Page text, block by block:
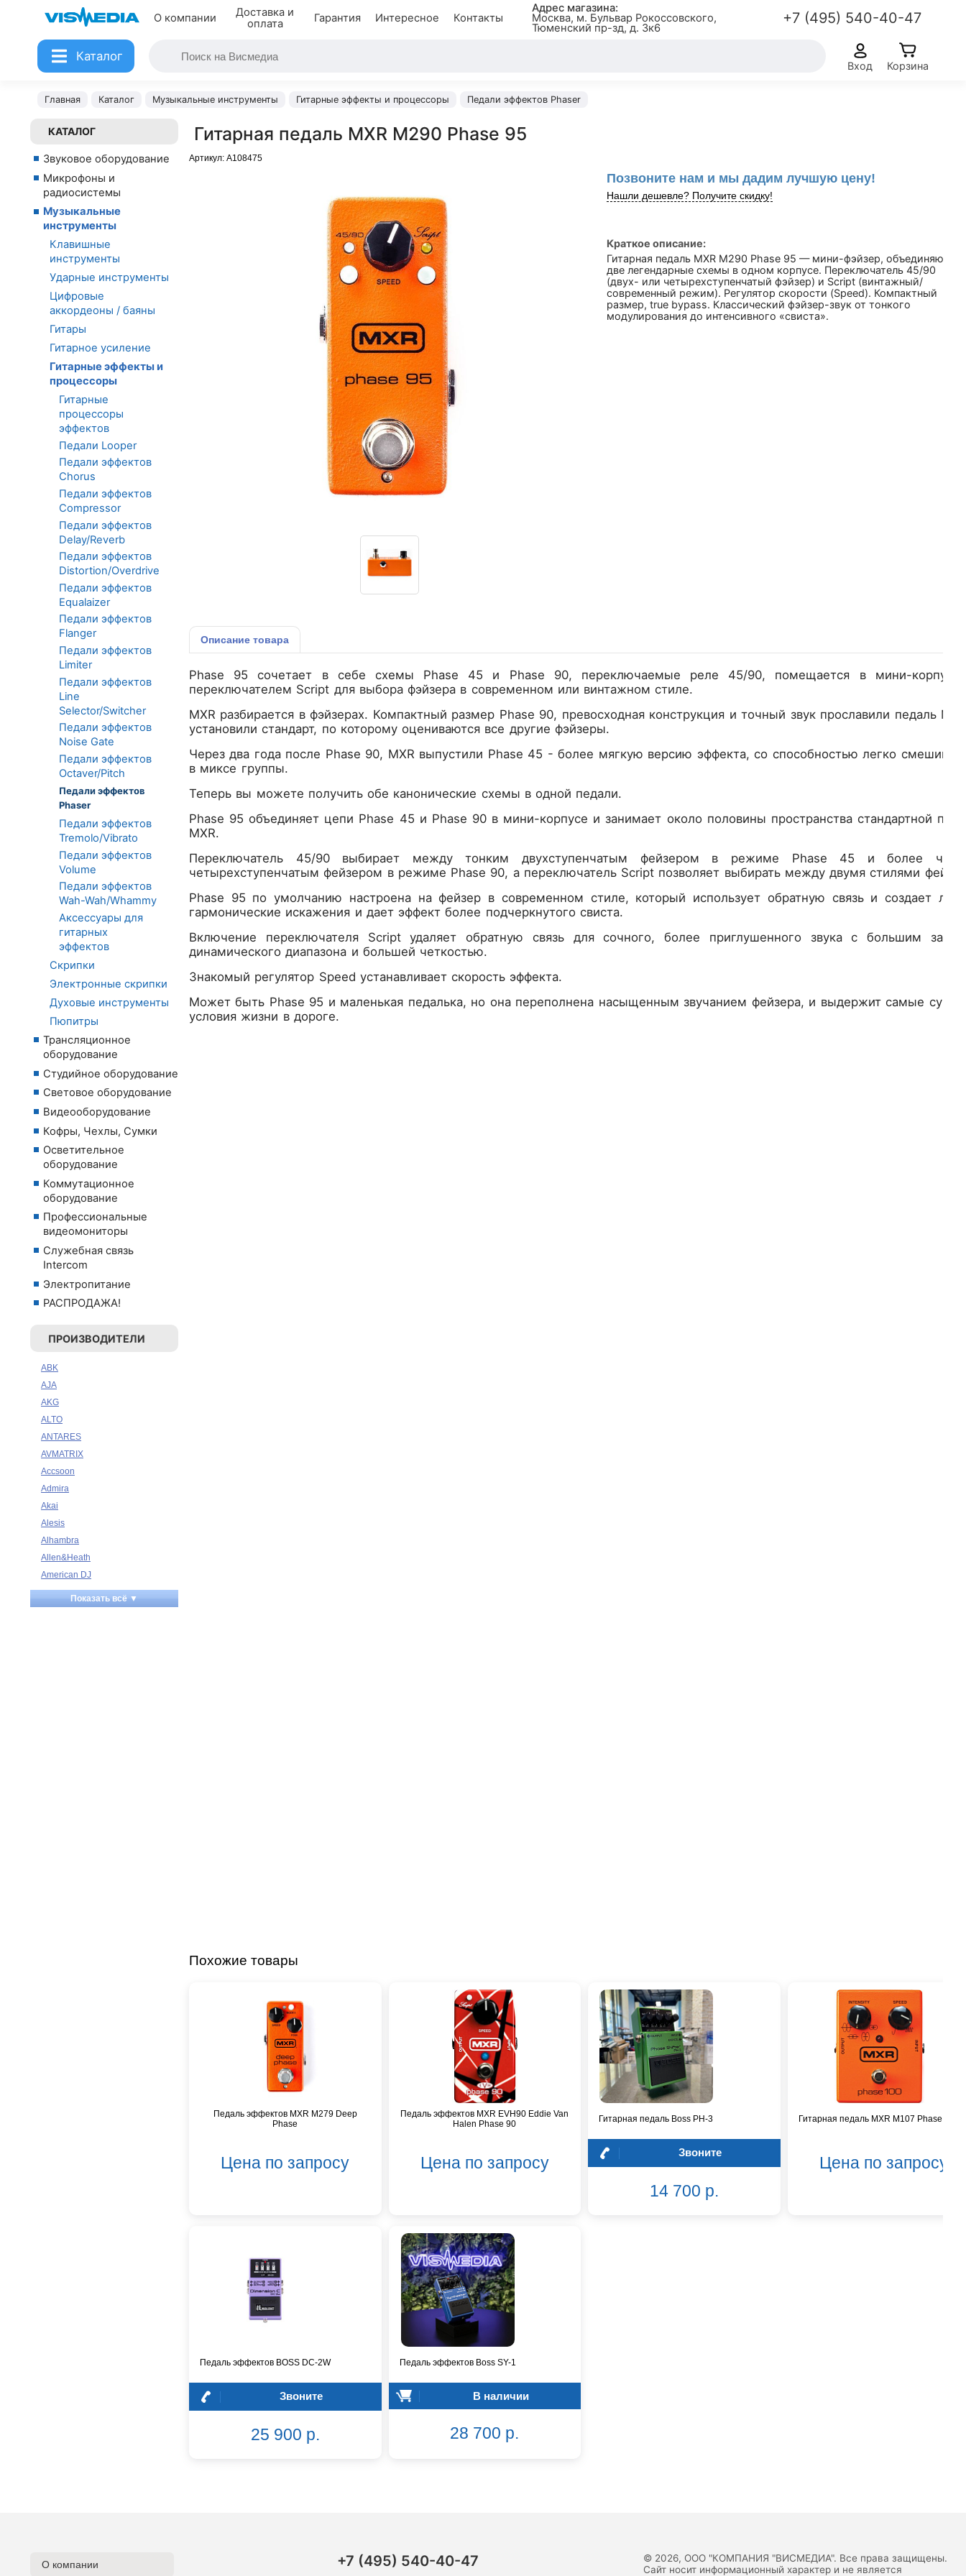
О компании
Доставка и
оплата
Гарантия Интересное Контакты
Адрес магазина:
Москва, м. Бульвар Рокоссовского,
Тюменский пр-зд, д. 3к6
+7 (495) 540-40-47
Каталог
Вход Корзина
Главная Каталог Музыкальные инструменты Гитарные эффекты и процессоры Педали эффектов Phaser
КАТАЛОГ
Звуковое оборудование
Микрофоны и
радиосистемы
Музыкальные
инструменты
Клавишные
инструменты
Ударные инструменты
Цифровые
аккордеоны / баяны
Гитары
Гитарное усиление
Гитарные эффекты и
процессоры
Гитарные
процессоры
эффектов
Педали Looper
Педали эффектов
Chorus
Педали эффектов
Compressor
Педали эффектов
Delay/Reverb
Педали эффектов
Distortion/Overdrive
Педали эффектов
Equalaizer
Педали эффектов
Flanger
Педали эффектов
Limiter
Педали эффектов
Line
Selector/Switcher
Педали эффектов
Noise Gate
Педали эффектов
Octaver/Pitch
Педали эффектов
Phaser
Педали эффектов
Tremolo/Vibrato
Педали эффектов
Volume
Педали эффектов
Wah-Wah/Whammy
Аксессуары для
гитарных
эффектов
Скрипки
Электронные скрипки
Духовые инструменты
Пюпитры
Трансляционное
оборудование
Студийное оборудование
Световое оборудование
Видеооборудование
Кофры, Чехлы, Сумки
Осветительное
оборудование
Коммутационное
оборудование
Профессиональные
видеомониторы
Служебная связь
Intercom
Электропитание
РАСПРОДАЖА!
ПРОИЗВОДИТЕЛИ
ABK
AJA
AKG
ALTO
ANTARES
AVMATRIX
Accsoon
Admira
Akai
Alesis
Alhambra
Allen&Heath
American DJ
Ampeg
Apart
Показать всё ▼
Гитарная педаль MXR M290 Phase 95
Артикул: A108475
Позвоните нам и мы дадим лучшую цену!
Нашли дешевле? Получите скидку!
Краткое описание:
Гитарная педаль MXR M290 Phase 95 — мини-фэйзер, объединяющий
две легендарные схемы в одном корпусе. Переключатель 45/90
(двух- или четырехступенчатый фэйзер) и Script (винтажный/
современный режим). Регулятор скорости (Speed). Компактный
размер, true bypass. Классический фэйзер-звук от тонкого
модулирования до интенсивного «свиста».
Описание товара
Phase 95 сочетает в себе схемы Phase 45 и Phase 90, переключаемые реле 45/90, помещается в мини-
переключателем Script для выбора фэйзера в современном или винтажном стиле.
MXR разбирается в фэйзерах. Компактный размер Phase 90, превосходная конструкция и точный звук прославили педаль
установили стандарт, по которому оцениваются все другие фэйзеры.
Через два года после Phase 90, MXR выпустили Phase 45 - более мягкую версию эффекта, со способностью легко
в миксе группы.
Теперь вы можете получить обе канонические схемы в одной педали.
Phase 95 объединяет цепи Phase 45 и Phase 90 в мини-корпусе и занимает около половины пространства стандартной
MXR.
Переключатель 45/90 выбирает между тонким двухступенчатым фейзером в режиме Phase 45 и более
четырехступенчатым фейзером в режиме Phase 90, а переключатель Script позволяет выбирать между двумя стилями
Phase 95 по умолчанию настроена на фейзер в современном стиле, который использует обратную связь и создает
гармонические искажения и дает эффект более подчеркнутого свиста.
Включение переключателя Script удаляет обратную связь для сочного, более приглушенного звука с большим
динамического диапазона и большей четкостью.
Знакомый регулятор Speed устанавливает скорость эффекта.
Может быть Phase 95 и маленькая педалька, но она переполнена насыщенным звучанием фейзера, и выдержит самые
условия жизни в дороге.
Похожие товары
Педаль эффектов MXR M279 Deep
Phase
Цена по запросу
Педаль эффектов MXR EVH90 Eddie Van
Halen Phase 90
Цена по запросу
Гитарная педаль Boss PH-3
Звоните
14 700 р.
Гитарная педаль MXR M107 Phase 100
Цена по запросу
Педаль эффектов BOSS DC-2W
Звоните
25 900 р.
Педаль эффектов Boss SY-1
В наличии
28 700 р.
О компании +7 (495) 540-40-47
© 2026, ООО "КОМПАНИЯ "ВИСМЕДИА". Все права защищены.
Сайт носит информационный характер и не является